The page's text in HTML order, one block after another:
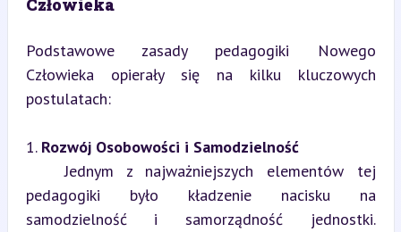
Człowieka
Podstawowe zasady pedagogiki Nowego
Człowieka opierały się na kilku kluczowych
postulatach:
1. Rozwój Osobowości i Samodzielność
   Jednym z najważniejszych elementów tej
pedagogiki było kładzenie nacisku na
samodzielność i samorządność jednostki.